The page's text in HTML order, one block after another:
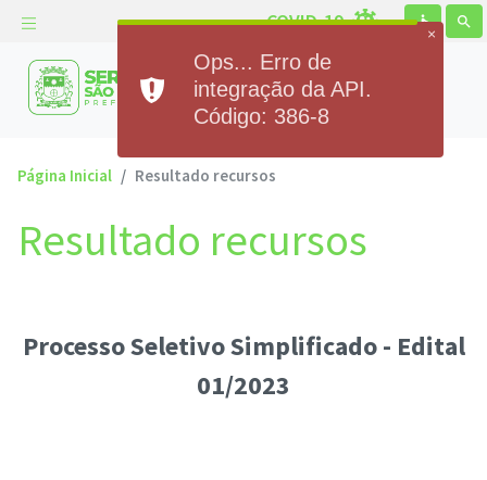
COVID-19 accessible search
Prefeitura Municipal de
Serra de São Bento
Página Inicial Resultado recursos
Resultado recursos
Processo Seletivo Simplificado - Edital
01/2023